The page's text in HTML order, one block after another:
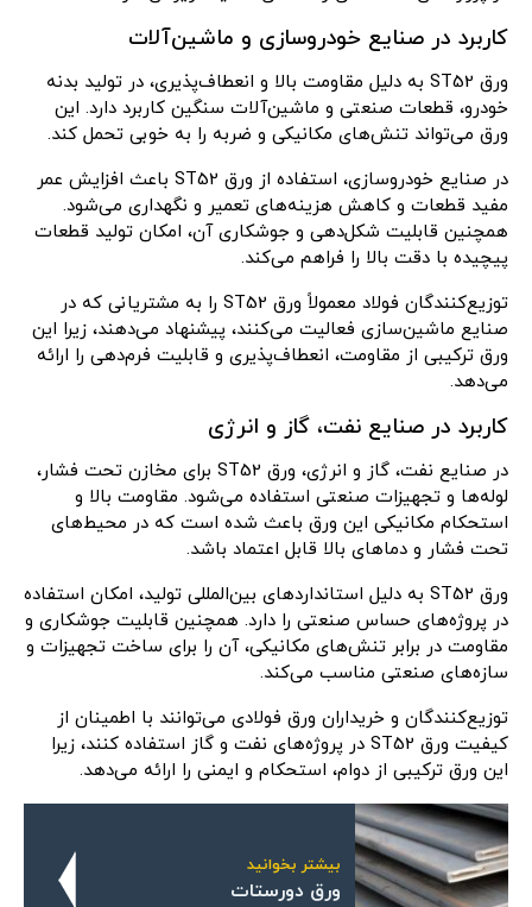
کاربرد در صنایع خودروسازی و ماشین‌آلات
ورق ST52 به دلیل مقاومت بالا و انعطاف‌پذیری، در تولید بدنه
خودرو، قطعات صنعتی و ماشین‌آلات سنگین کاربرد دارد. این
ورق می‌تواند تنش‌های مکانیکی و ضربه را به خوبی تحمل کند.
در صنایع خودروسازی، استفاده از ورق ST52 باعث افزایش عمر
مفید قطعات و کاهش هزینه‌های تعمیر و نگهداری می‌شود.
همچنین قابلیت شکل‌دهی و جوشکاری آن، امکان تولید قطعات
پیچیده با دقت بالا را فراهم می‌کند.
توزیع‌کنندگان فولاد معمولاً ورق ST52 را به مشتریانی که در
صنایع ماشین‌سازی فعالیت می‌کنند، پیشنهاد می‌دهند، زیرا این
ورق ترکیبی از مقاومت، انعطاف‌پذیری و قابلیت فرم‌دهی را ارائه
می‌دهد.
کاربرد در صنایع نفت، گاز و انرژی
در صنایع نفت، گاز و انرژی، ورق ST52 برای مخازن تحت فشار،
لوله‌ها و تجهیزات صنعتی استفاده می‌شود. مقاومت بالا و
استحکام مکانیکی این ورق باعث شده است که در محیط‌های
تحت فشار و دماهای بالا قابل اعتماد باشد.
ورق ST52 به دلیل استانداردهای بین‌المللی تولید، امکان استفاده
در پروژه‌های حساس صنعتی را دارد. همچنین قابلیت جوشکاری و
مقاومت در برابر تنش‌های مکانیکی، آن را برای ساخت تجهیزات و
سازه‌های صنعتی مناسب می‌کند.
توزیع‌کنندگان و خریداران ورق فولادی می‌توانند با اطمینان از
کیفیت ورق ST52 در پروژه‌های نفت و گاز استفاده کنند، زیرا
این ورق ترکیبی از دوام، استحکام و ایمنی را ارائه می‌دهد.
بیشتر بخوانید
ورق دورستات